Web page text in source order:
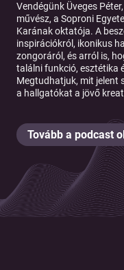
Vendégünk Üveges
művész, a Soproni
Karának oktatója. A
inspirációkról, ikonikus
zongoráról, és arról is,
találni funkció, esztétika
Megtudhatjuk, mit jelent
a hallgatókat a jövő
Tovább a podcast